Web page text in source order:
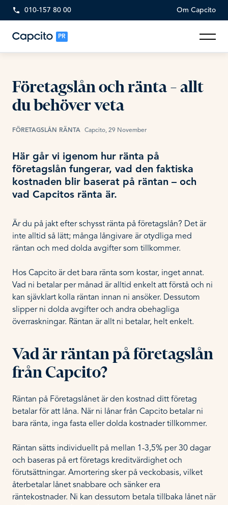
010-157 80 00 Om Capcito
PR
Företagslån och ränta – allt
du behöver veta
FÖRETAGSLÅN RÄNTA Capcito, 29 November
Här går vi igenom hur ränta på
företagslån fungerar, vad den faktiska
kostnaden blir baserat på räntan – och
vad Capcitos ränta är.
Är du på jakt efter schysst ränta på företagslån? Det är
inte alltid så lätt; många långivare är otydliga med
räntan och med dolda avgifter som tillkommer.
Hos Capcito är det bara ränta som kostar, inget annat.
Vad ni betalar per månad är alltid enkelt att förstå och ni
kan sjävklart kolla räntan innan ni ansöker. Dessutom
slipper ni dolda avgifter och andra obehagliga
överraskningar. Räntan är allt ni betalar, helt enkelt.
Vad är räntan på företagslån
från Capcito?
Räntan på Företagslånet är den kostnad ditt företag
betalar för att låna. När ni lånar från Capcito betalar ni
bara ränta, inga fasta eller dolda kostnader tillkommer.
Räntan sätts individuellt på mellan 1-3,5% per 30 dagar
och baseras på ert företags kreditvärdighet och
förutsättningar. Amortering sker på veckobasis, vilket
återbetalar lånet snabbare och sänker era
räntekostnader. Ni kan dessutom betala tillbaka lånet när